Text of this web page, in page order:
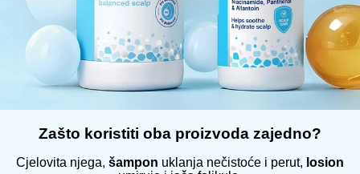
Zašto koristiti oba proizvoda zajedno?
Cjelovita njega, šampon uklanja nečistoće i perut, losion